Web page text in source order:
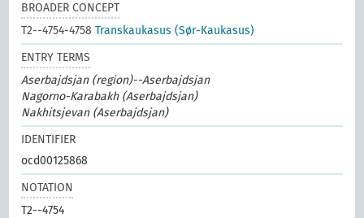
BROADER CONCEPT
T2--4754-4758Transkaukasus (Sør-Kaukasus)
ENTRY TERMS
Aserbajdsjan (region)--Aserbajdsjan
Nagorno-Karabakh (Aserbajdsjan)
Nakhitsjevan (Aserbajdsjan)
IDENTIFIER
ocd00125868
NOTATION
T2--4754